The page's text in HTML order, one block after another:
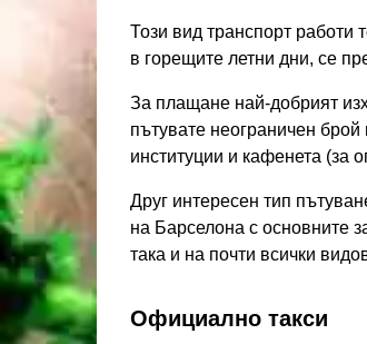
Този вид транспорт работи
в горещите летни дни, се
За плащане най-добрият
пътувате неограничен
институции и кафенета (за
Друг интересен тип
на Барселона с основните
така и на почти всички
Официално такси